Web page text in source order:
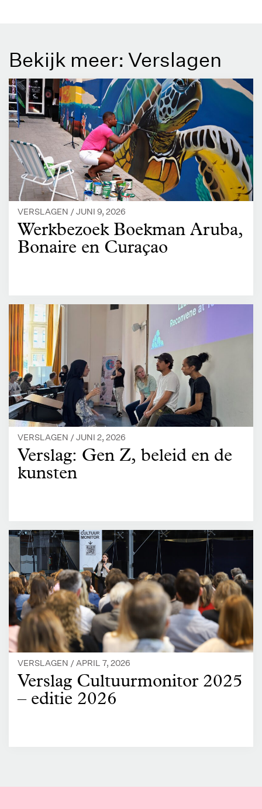
Bekijk meer: Verslagen
VERSLAGEN /JUNI 9, 2026
Werkbezoek Boekman Aruba,
Bonaire en Curaçao
VERSLAGEN /JUNI 2, 2026
Verslag: Gen Z, beleid en de
kunsten
VERSLAGEN /APRIL 7, 2026
Verslag Cultuurmonitor 2025
– editie 2026